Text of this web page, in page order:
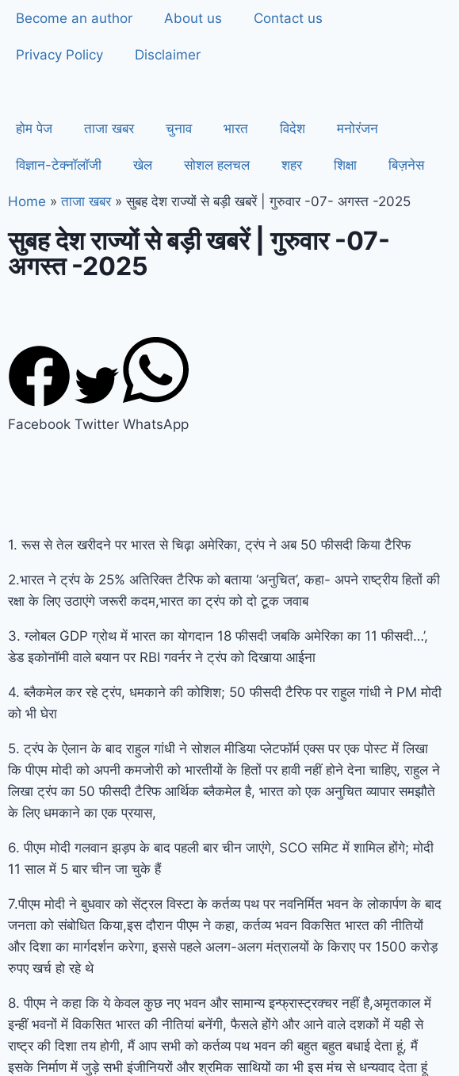
Become an author About us Contact us
Privacy Policy Disclaimer
होम पेज ताजा खबर चुनाव भारत विदेश मनोरंजन
विज्ञान-टेक्नॉलॉजी खेल सोशल हलचल शहर शिक्षा बिज़नेस
Home » ताजा खबर » सुबह देश राज्यों से बड़ी खबरें | गुरुवार -07- अगस्त -2025
सुबह देश राज्यों से बड़ी खबरें | गुरुवार -07-
अगस्त -2025
Facebook Twitter WhatsApp
1. रूस से तेल खरीदने पर भारत से चिढ़ा अमेरिका, ट्रंप ने अब 50 फीसदी किया टैरिफ
2.भारत ने ट्रंप के 25% अतिरिक्त टैरिफ को बताया ‘अनुचित’, कहा- अपने राष्ट्रीय हितों की
रक्षा के लिए उठाएंगे जरूरी कदम,भारत का ट्रंप को दो टूक जवाब
3. ग्लोबल GDP ग्रोथ में भारत का योगदान 18 फीसदी जबकि अमेरिका का 11 फीसदी…’,
डेड इकोनाॅमी वाले बयान पर RBI गवर्नर ने ट्रंप को दिखाया आईना
4. ब्लैकमेल कर रहे ट्रंप, धमकाने की कोशिश; 50 फीसदी टैरिफ पर राहुल गांधी ने PM मोदी
को भी घेरा
5. ट्रंप के ऐलान के बाद राहुल गांधी ने सोशल मीडिया प्लेटफॉर्म एक्स पर एक पोस्ट में लिखा
कि पीएम मोदी को अपनी कमजोरी को भारतीयों के हितों पर हावी नहीं होने देना चाहिए, राहुल ने
लिखा ट्रंप का 50 फीसदी टैरिफ आर्थिक ब्लैकमेल है, भारत को एक अनुचित व्यापार समझौते
के लिए धमकाने का एक प्रयास,
6. पीएम मोदी गलवान झड़प के बाद पहली बार चीन जाएंगे, SCO समिट में शामिल होंगे; मोदी
11 साल में 5 बार चीन जा चुके हैं
7.पीएम मोदी ने बुधवार को सेंट्रल विस्टा के कर्तव्य पथ पर नवनिर्मित भवन के लोकार्पण के बाद
जनता को संबोधित किया,इस दौरान पीएम ने कहा, कर्तव्य भवन विकसित भारत की नीतियों
और दिशा का मार्गदर्शन करेगा, इससे पहले अलग-अलग मंत्रालयों के किराए पर 1500 करोड़
रुपए खर्च हो रहे थे
8. पीएम ने कहा कि ये केवल कुछ नए भवन और सामान्य इन्फ्रास्ट्रक्चर नहीं है,अमृतकाल में
इन्हीं भवनों में विकसित भारत की नीतियां बनेंगी, फैसले होंगे और आने वाले दशकों में यही से
राष्ट्र की दिशा तय होगी, मैं आप सभी को कर्तव्य पथ भवन की बहुत बहुत बधाई देता हूं, मैं
इसके निर्माण में जुड़े सभी इंजीनियरों और श्रमिक साथियों का भी इस मंच से धन्यवाद देता हूं